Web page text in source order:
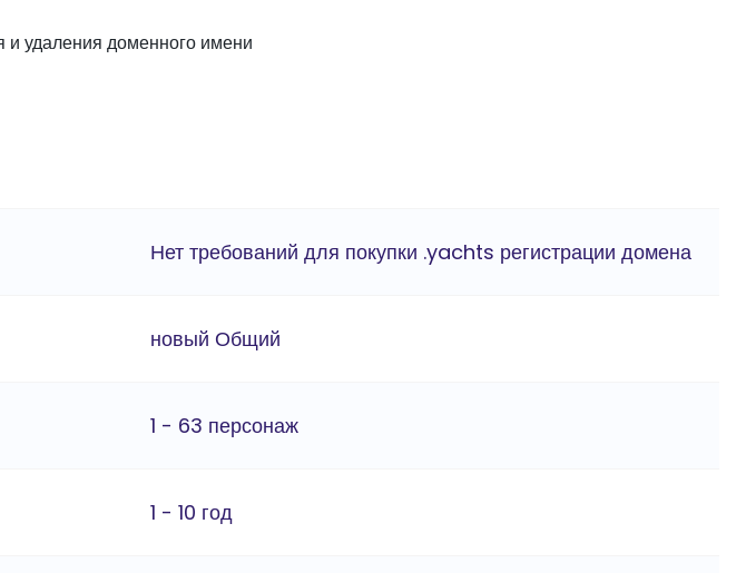
удаления доменного имени
Нет требований для покупки .yachts регистрации домена
новый Общий
1 - 63 персонаж
1 - 10 год